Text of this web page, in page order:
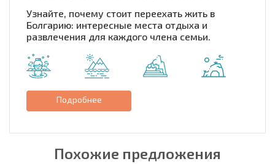
Узнайте, почему стоит переехать жить в
Болгарию: интересные места отдыха и
развлечения для каждого члена семьи.
Подробнее
Похожие предложения